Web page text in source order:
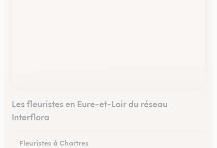
Les fleuristes en Eure-et-Loir du réseau
Interflora
Fleuristes à Chartres